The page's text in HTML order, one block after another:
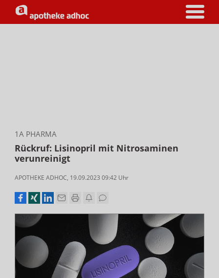
1A PHARMA
Rückruf: Lisinopril mit Nitrosaminen
verunreinigt
APOTHEKE ADHOC, 19.09.2023 09:42 Uhr